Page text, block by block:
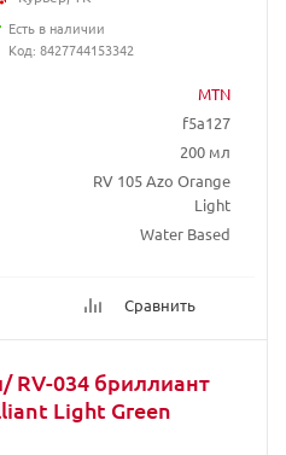
MTN
f5a127
200 мл
RV 105 Azo Orange
Light
Water Based
Сравнить
Есть в наличии
Код: 8427744153342
RV-034 бриллиант
Light Green